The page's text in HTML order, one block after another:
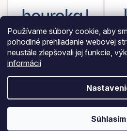
Používame súbory cookie, aby
pohodlné prehliadanie webovej
neustále zlepšovali jej funkcie,
informácií
Súhlasím
Copyright 2026LOBEY.